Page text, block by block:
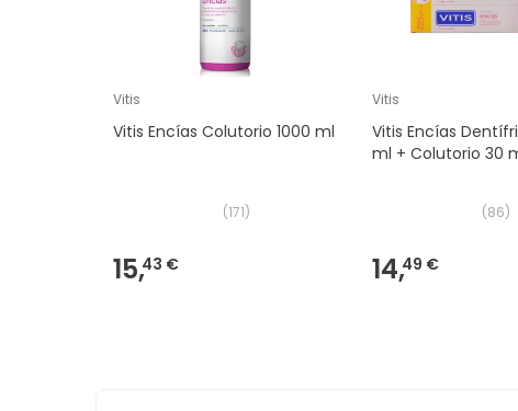
Vitis
Vitis Encías Colutorio 1000 ml
(171)
15,43 €
Vitis
Vitis Encías
ml + Colutorio 30
(86)
14,49 €